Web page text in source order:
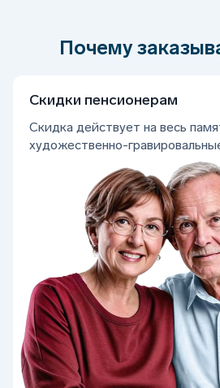
Почему
Скидки пенсионерам
Скидка действует на весь
художественно-